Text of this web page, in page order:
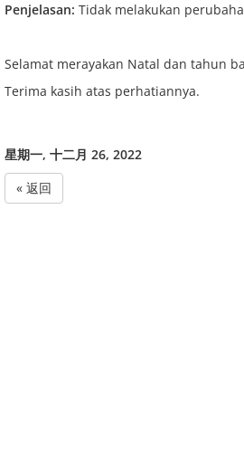
Penjelasan: Tidak melakukan
Selamat merayakan Natal dan tahun
Terima kasih atas perhatiannya.
星期一, 十二月 26, 2022
« 返回